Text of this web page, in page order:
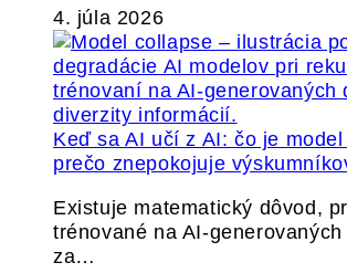
4. júla 2026
Keď sa AI učí z AI: čo je
prečo znepokojuje
Existuje matematický dôvod,
trénované na AI-
za…